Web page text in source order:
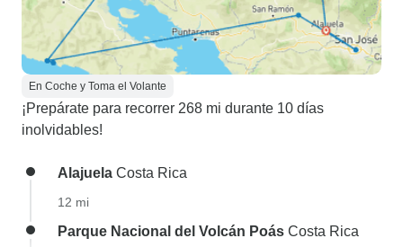
En Coche y Toma el Volante
¡Prepárate para recorrer 268 mi durante 10 días
inolvidables!
Alajuela Costa Rica
12 mi
Parque Nacional del Volcán Poás Costa Rica